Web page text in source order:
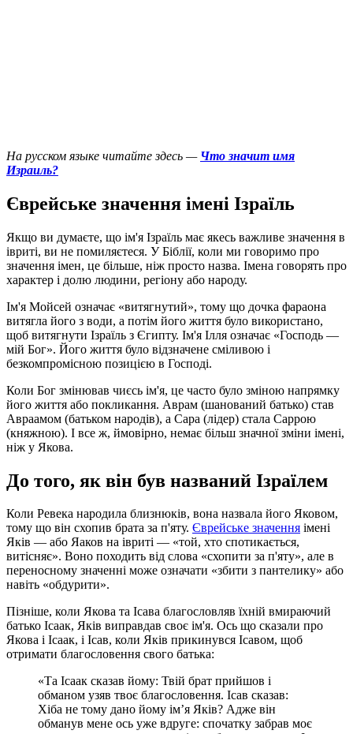
На русском языке читайте здесь — Что значит имя
Израиль?
Єврейське значення імені Ізраїль
Якщо ви думаєте, що ім'я Ізраїль має якесь важливе значення в
івриті, ви не помиляєтеся. У Біблії, коли ми говоримо про
значення імен, це більше, ніж просто назва. Імена говорять про
характер і долю людини, регіону або народу.
Ім'я Мойсей означає «витягнутий», тому що дочка фараона
витягла його з води, а потім його життя було використано,
щоб витягнути Ізраїль з Єгипту. Ім'я Ілля означає «Господь —
мій Бог». Його життя було відзначене сміливою і
безкомпромісною позицією в Господі.
Коли Бог змінював чиєсь ім'я, це часто було зміною напрямку
його життя або покликання. Аврам (шанований батько) став
Авраамом (батьком народів), а Сара (лідер) стала Саррою
(княжною). І все ж, ймовірно, немає більш значної зміни імені,
ніж у Якова.
До того, як він був названий Ізраїлем
Коли Ревека народила близнюків, вона назвала його Яковом,
тому що він схопив брата за п'яту. Єврейське значення імені
Яків — або Яаков на івриті — «той, хто спотикається,
витісняє». Воно походить від слова «схопити за п'яту», але в
переносному значенні може означати «збити з пантелику» або
навіть «обдурити».
Пізніше, коли Якова та Ісава благословляв їхній вмираючий
батько Ісаак, Яків виправдав своє ім'я. Ось що сказали про
Якова і Ісаак, і Ісав, коли Яків прикинувся Ісавом, щоб
отримати благословення свого батька:
«Та Ісаак сказав йому: Твій брат прийшов і
обманом узяв твоє благословення. Ісав сказав:
Хіба не тому дано йому ім’я Яків? Адже він
обманув мене ось уже вдруге: спочатку забрав моє